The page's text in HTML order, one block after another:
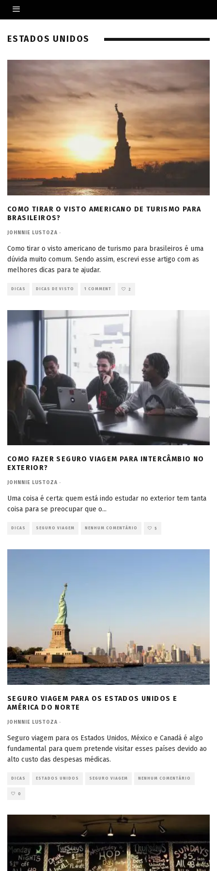
ESTADOS UNIDOS
COMO TIRAR O VISTO AMERICANO DE TURISMO PARA
BRASILEIROS?
JOHNNIE LUSTOZA ·
Como tirar o visto americano de turismo para brasileiros é uma
dúvida muito comum. Sendo assim, escrevi esse artigo com as
melhores dicas para te ajudar.
DICAS DICAS DE VISTO 1 COMMENT 2
COMO FAZER SEGURO VIAGEM PARA INTERCÂMBIO NO
EXTERIOR?
JOHNNIE LUSTOZA ·
Uma coisa é certa: quem está indo estudar no exterior tem tanta
coisa para se preocupar que o...
DICAS SEGURO VIAGEM NENHUM COMENTÁRIO 5
SEGURO VIAGEM PARA OS ESTADOS UNIDOS E
AMÉRICA DO NORTE
JOHNNIE LUSTOZA ·
Seguro viagem para os Estados Unidos, México e Canadá é algo
fundamental para quem pretende visitar esses países devido ao
alto custo das despesas médicas.
DICAS ESTADOS UNIDOS SEGURO VIAGEM NENHUM COMENTÁRIO
0